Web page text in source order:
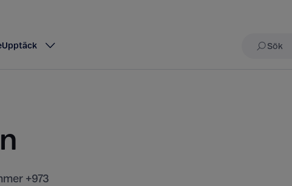
Upptäck
Sök
+973